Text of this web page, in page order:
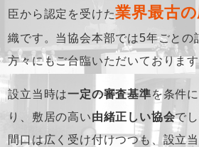
臣から認定を受けた業界最古
織です。 当協会本部では5年ごとの
方々にもご台臨いただいております
設立当時は一定の審査基準を条件
り、 敷居の高い由緒正しい協会でし
間口は広く受け付けつつも、設立